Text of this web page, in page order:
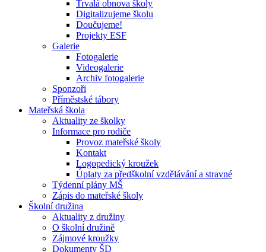
Trvalá obnova školy
Digitalizujeme školu
Doučujeme!
Projekty ESF
Galerie
Fotogalerie
Videogalerie
Archiv fotogalerie
Sponzoři
Příměstské tábory
Mateřská škola
Aktuality ze školky
Informace pro rodiče
Provoz mateřské školy
Kontakt
Logopedický kroužek
Úplaty za předškolní vzdělávání a stravné
Týdenní plány MŠ
Zápis do mateřské školy
Školní družina
Aktuality z družiny
O školní družině
Zájmové kroužky
Dokumenty ŠD